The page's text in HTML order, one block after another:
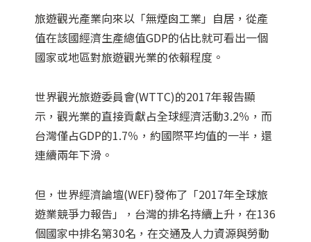
旅遊觀光產業向來以「無煙囪工業」自居，從產
值在該國經濟生產總值GDP的佔比就可看出一個
國家或地區對旅遊觀光業的依賴程度。
世界觀光旅遊委員會(WTTC)的2017年報告顯
示，觀光業的直接貢獻占全球經濟活動3.2％，而
台灣僅占GDP的1.7％，約國際平均值的一半，還
連續兩年下滑。
但，世界經濟論壇(WEF)發佈了「2017年全球旅
遊業競爭力報告」，台灣的排名持續上升，在136
個國家中排名第30名，在交通及人力資源與勞動